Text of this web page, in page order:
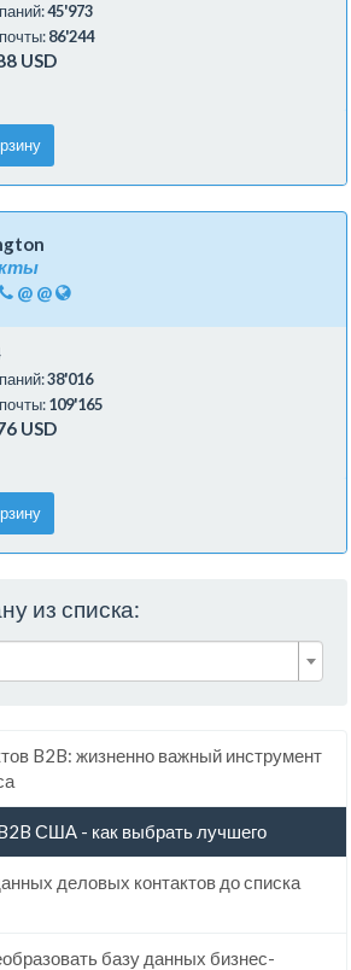
45'973
86'244
USD
@ @
38'016
109'165
USD
из списка:
B2B: жизненно важный инструмент
США - как выбрать лучшего
деловых контактов до списка
базу данных бизнес-